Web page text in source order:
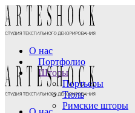
О нас
Портфолио
Шторы
Портьеры
Тюль
Римские шторы